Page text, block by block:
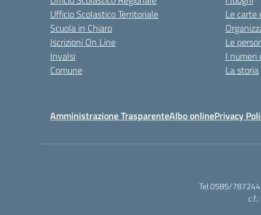
Ufficio Scolastico Territoriale
Scuola in Chiaro
Iscrizioni On Line
Invalsi
Comune
Le carte
Le
I numeri
La storia
Amministrazione TrasparenteAlbo onlinePrivacy
Tel.0585/